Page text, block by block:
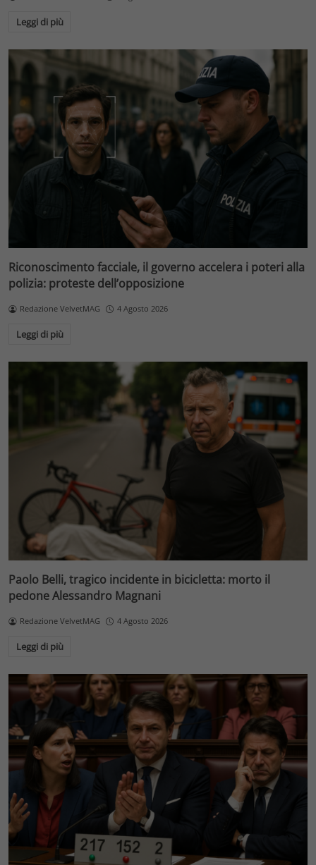
Leggi di più
Riconoscimento facciale, il governo accelera i poteri alla
polizia: proteste dell’opposizione
Redazione VelvetMAG 4 Agosto 2026
Leggi di più
Paolo Belli, tragico incidente in bicicletta: morto il
pedone Alessandro Magnani
Redazione VelvetMAG 4 Agosto 2026
Leggi di più